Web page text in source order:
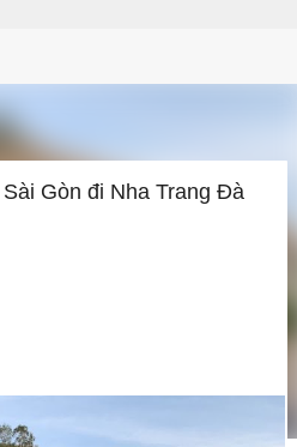
nội dung chính
Gòn đi Nha Trang Đà